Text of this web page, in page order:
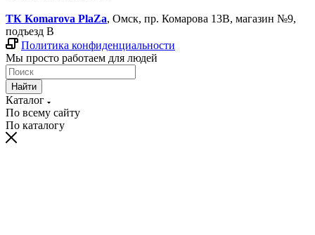
ТК Komarova PlaZa, Омск, пр. Комарова 13В, магазин №9,
подъезд В
Политика конфиденциальности
Мы просто работаем для людей
Найти
Каталог
По всему сайту
По каталогу